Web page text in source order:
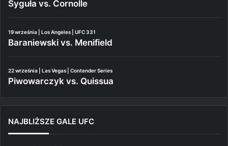
Syguła vs. Cornolle
19 września | Los Angeles | UFC 331
Baraniewski vs. Menifield
22 września | Las Vegas | Contender Series
Piwowarczyk vs. Quissua
NAJBLIŻSZE GALE UFC